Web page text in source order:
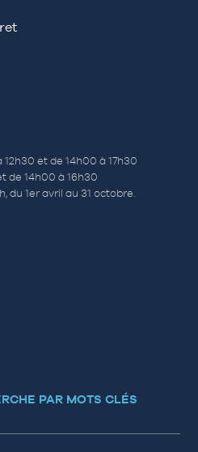
et de 14h00 à 17h30
de 14h00 à 16h30
du 1er avril au 31 octobre.
PAR MOTS CLÉS